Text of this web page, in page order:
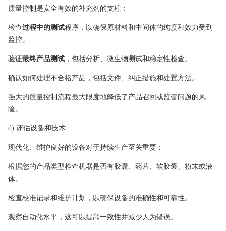
质量控制是安全有效的补充剂的支柱：
检查过程中的测试程序，以确保原材料和中间体的纯度和效力受到
监控。
验证最终产品测试 ，包括分析、微生物测试和稳定性检查。
确认如何处理不合格产品，包括文件、纠正措施和处置方法。
强大的质量控制流程最大限度地降低了产品召回或监管问题的风
险。
d) 评估设备和技术
现代化、维护良好的设备对于持续生产至关重要：
根据您的产品类型检查机器是否有胶囊、药片、软胶囊、粉末或液
体。
检查校准记录和维护计划，以确保设备的准确性和可靠性。
观察自动化水平，这可以提高一致性并减少人为错误。